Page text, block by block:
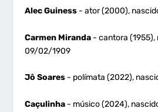
Alec Guiness - ator (2000),
Carmen Miranda - cantora (1955),
09/02/1909
Jô Soares - polímata (2022),
Caçulinha - músico (2024),